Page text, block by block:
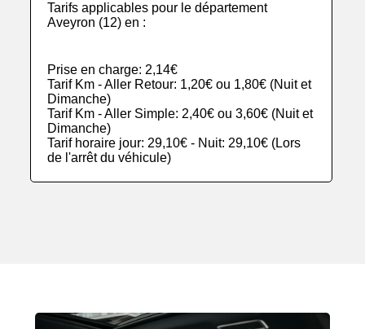
Tarifs applicables pour le département
Aveyron (12) en :
Prise en charge: 2,14€
Tarif Km - Aller Retour: 1,20€ ou 1,80€ (Nuit et
Dimanche)
Tarif Km - Aller Simple: 2,40€ ou 3,60€ (Nuit et
Dimanche)
Tarif horaire jour: 29,10€ - Nuit: 29,10€ (Lors
de l'arrêt du véhicule)